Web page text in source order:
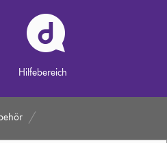
Hilfebereich